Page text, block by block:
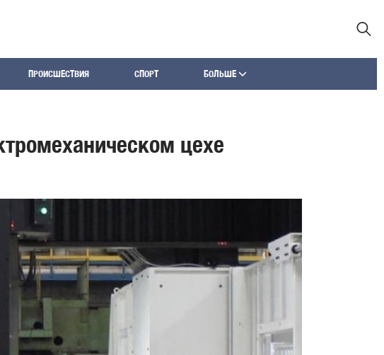
ПРОИСШЕСТВИЯ СПОРТ БОЛЬШЕ
цехе